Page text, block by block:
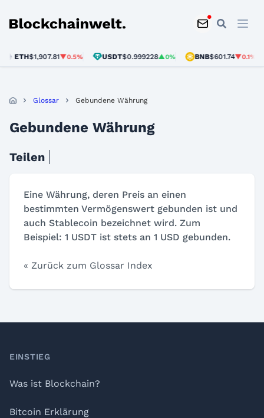
Blockchainwelt
ETH$1,907.81▼0.5% USDT$0.999228▲0% BNB$601.74▼0.1%
Glossar Gebundene Währung
Gebundene Währung
Teilen
Eine Währung, deren Preis an einen
bestimmten Vermögenswert gebunden ist und
auch Stablecoin bezeichnet wird. Zum
Beispiel: 1 USDT ist stets an 1 USD gebunden.
« Zurück zum Glossar Index
Footer
EINSTIEG
Was ist Blockchain?
Bitcoin Erklärung